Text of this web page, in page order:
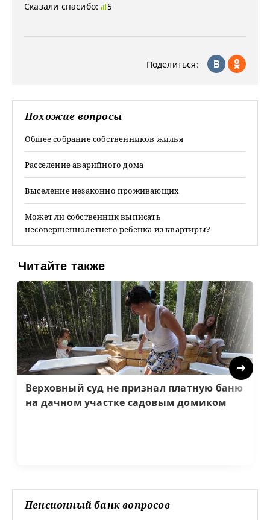
Сказали спасибо: 5
Поделиться:
Похожие вопросы
Общее собрание собственников жилья
Расселение аварийного дома
Выселение незаконно проживающих
Может ли собственник выписать
несовершеннолетнего ребенка из квартиры?
Читайте также
Верховный суд не признал платную баню
на дачном участке садовым домиком
Next
Пенсионный банк вопросов